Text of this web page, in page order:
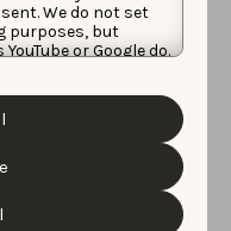
We do not set
purposes, but
or Google do.
your personal
please read our
can customize your
clicking the